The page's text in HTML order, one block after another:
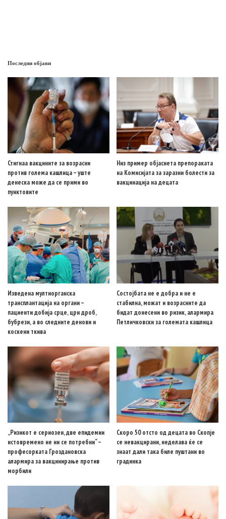
Последни објави
Стигнаа вакцините за возрасни
против голема кашлица – уште
денеска може да се прими во
пунктовите
Низ пример објаснета препораката
на Комисијата за заразни болести за
вакцинација на децата
Изведена мултиорганска
трансплантација на органи –
пациенти добија срце, црн дроб,
бубрези, а во следните денови и
коскени ткива
Состојбата не е добра и не е
стабилна, можат и возрасните да
бидат донесени во ризик, алармира
Петличковски за големата кашлица
„Ризикот е сериозен, две епидемии
истовремено не ни се потребни“ –
професорката Гроздановска
алармира за вакцинирање против
морбили
Скоро 50 отсто од децата во Скопје
се невакцирани, неделава ќе се
знаат дали така биле пуштани во
градинка